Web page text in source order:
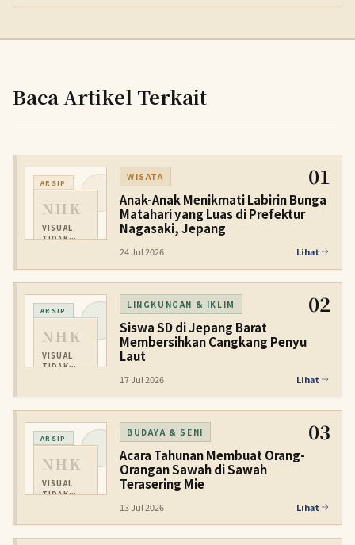
Baca Artikel Terkait
ARSIP
NHK
VISUAL
TIDAK
WISATA 01
Anak-Anak Menikmati Labirin Bunga
Matahari yang Luas di Prefektur
Nagasaki, Jepang
24 Jul 2026 Lihat
ARSIP
NHK
VISUAL
TIDAK
LINGKUNGAN & IKLIM 02
Siswa SD di Jepang Barat
Membersihkan Cangkang Penyu
Laut
17 Jul 2026 Lihat
ARSIP
NHK
VISUAL
TIDAK
BUDAYA & SENI 03
Acara Tahunan Membuat Orang-
Orangan Sawah di Sawah
Terasering Mie
13 Jul 2026 Lihat